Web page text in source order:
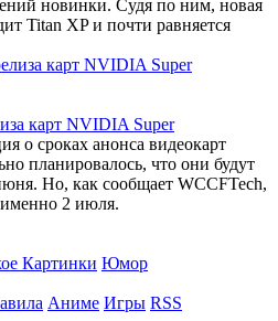
новинки. Судя по ним, новая
Titan XP и почти равняется
карт NVIDIA Super
о сроках анонса видеокарт
планировалось, что они будут
Но, как сообщает WCCFTech,
именно 2 июля.
Картинки Юмор
Аниме Игры RSS